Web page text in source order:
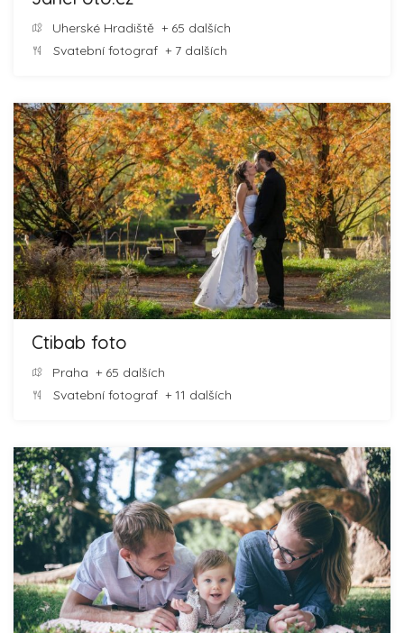
Uherské Hradiště + 65 dalších
Svatební fotograf + 7 dalších
Ctibab foto
Praha + 65 dalších
Svatební fotograf + 11 dalších